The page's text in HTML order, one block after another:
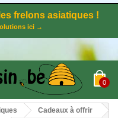
frelons asiatiques !
ici →
0
Cadeaux à offrir